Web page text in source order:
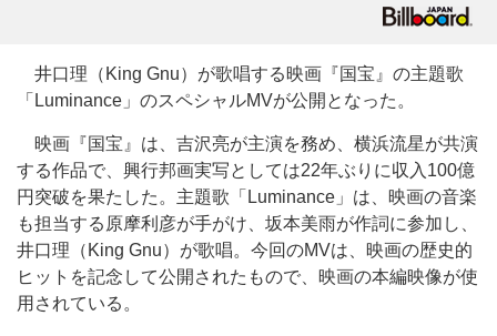
井口理（King Gnu）が歌唱する映画『国宝』の主題歌
「Luminance」のスペシャルMVが公開となった。
映画『国宝』は、吉沢亮が主演を務め、横浜流星が共演
する作品で、興行邦画実写としては22年ぶりに収入100億
円突破を果たした。主題歌「Luminance」は、映画の音楽
も担当する原摩利彦が手がけ、坂本美雨が作詞に参加し、
井口理（King Gnu）が歌唱。今回のMVは、映画の歴史的
ヒットを記念して公開されたもので、映画の本編映像が使
用されている。